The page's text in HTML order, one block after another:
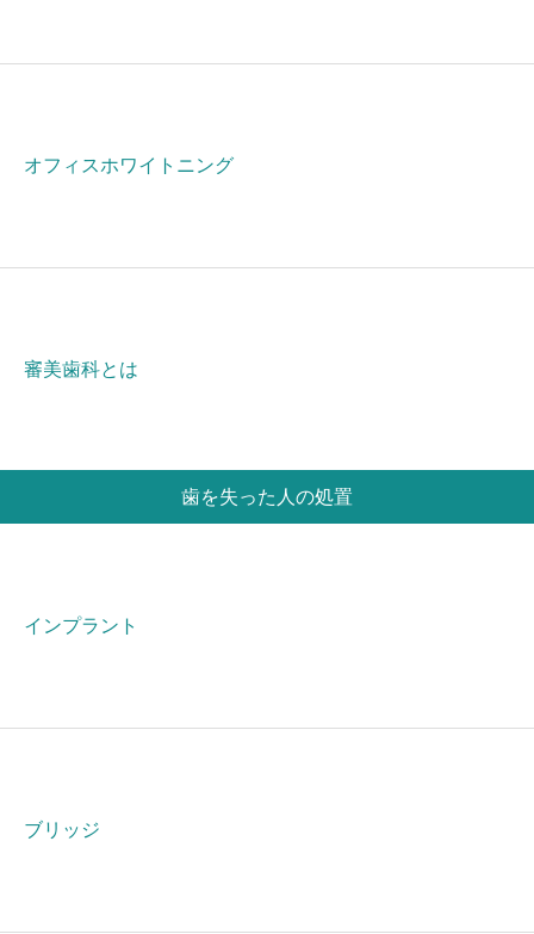
オフィスホワイトニング
審美歯科とは
歯を失った人の処置
インプラント
ブリッジ